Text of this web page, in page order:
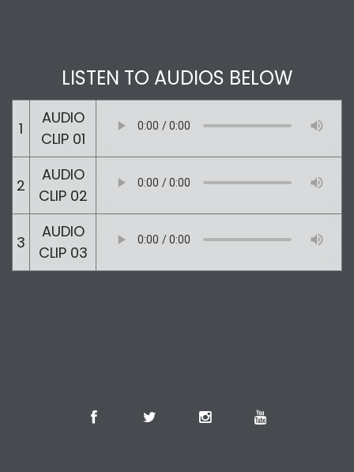
LISTEN TO AUDIOS BELOW
1
AUDIO
CLIP 01
2
AUDIO
CLIP 02
3
AUDIO
CLIP 03